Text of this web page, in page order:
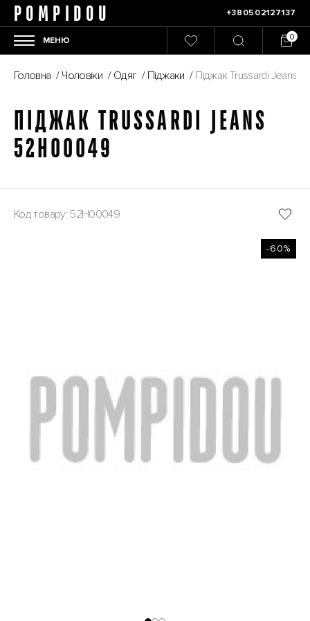
POMPIDOU +380502127137
МЕНЮ
Головна / Чоловіки / Одяг / Піджаки / Піджак Trussardi Jeans
ПІДЖАК TRUSSARDI JEANS
52H00049
Код товару: 52H00049
-60%